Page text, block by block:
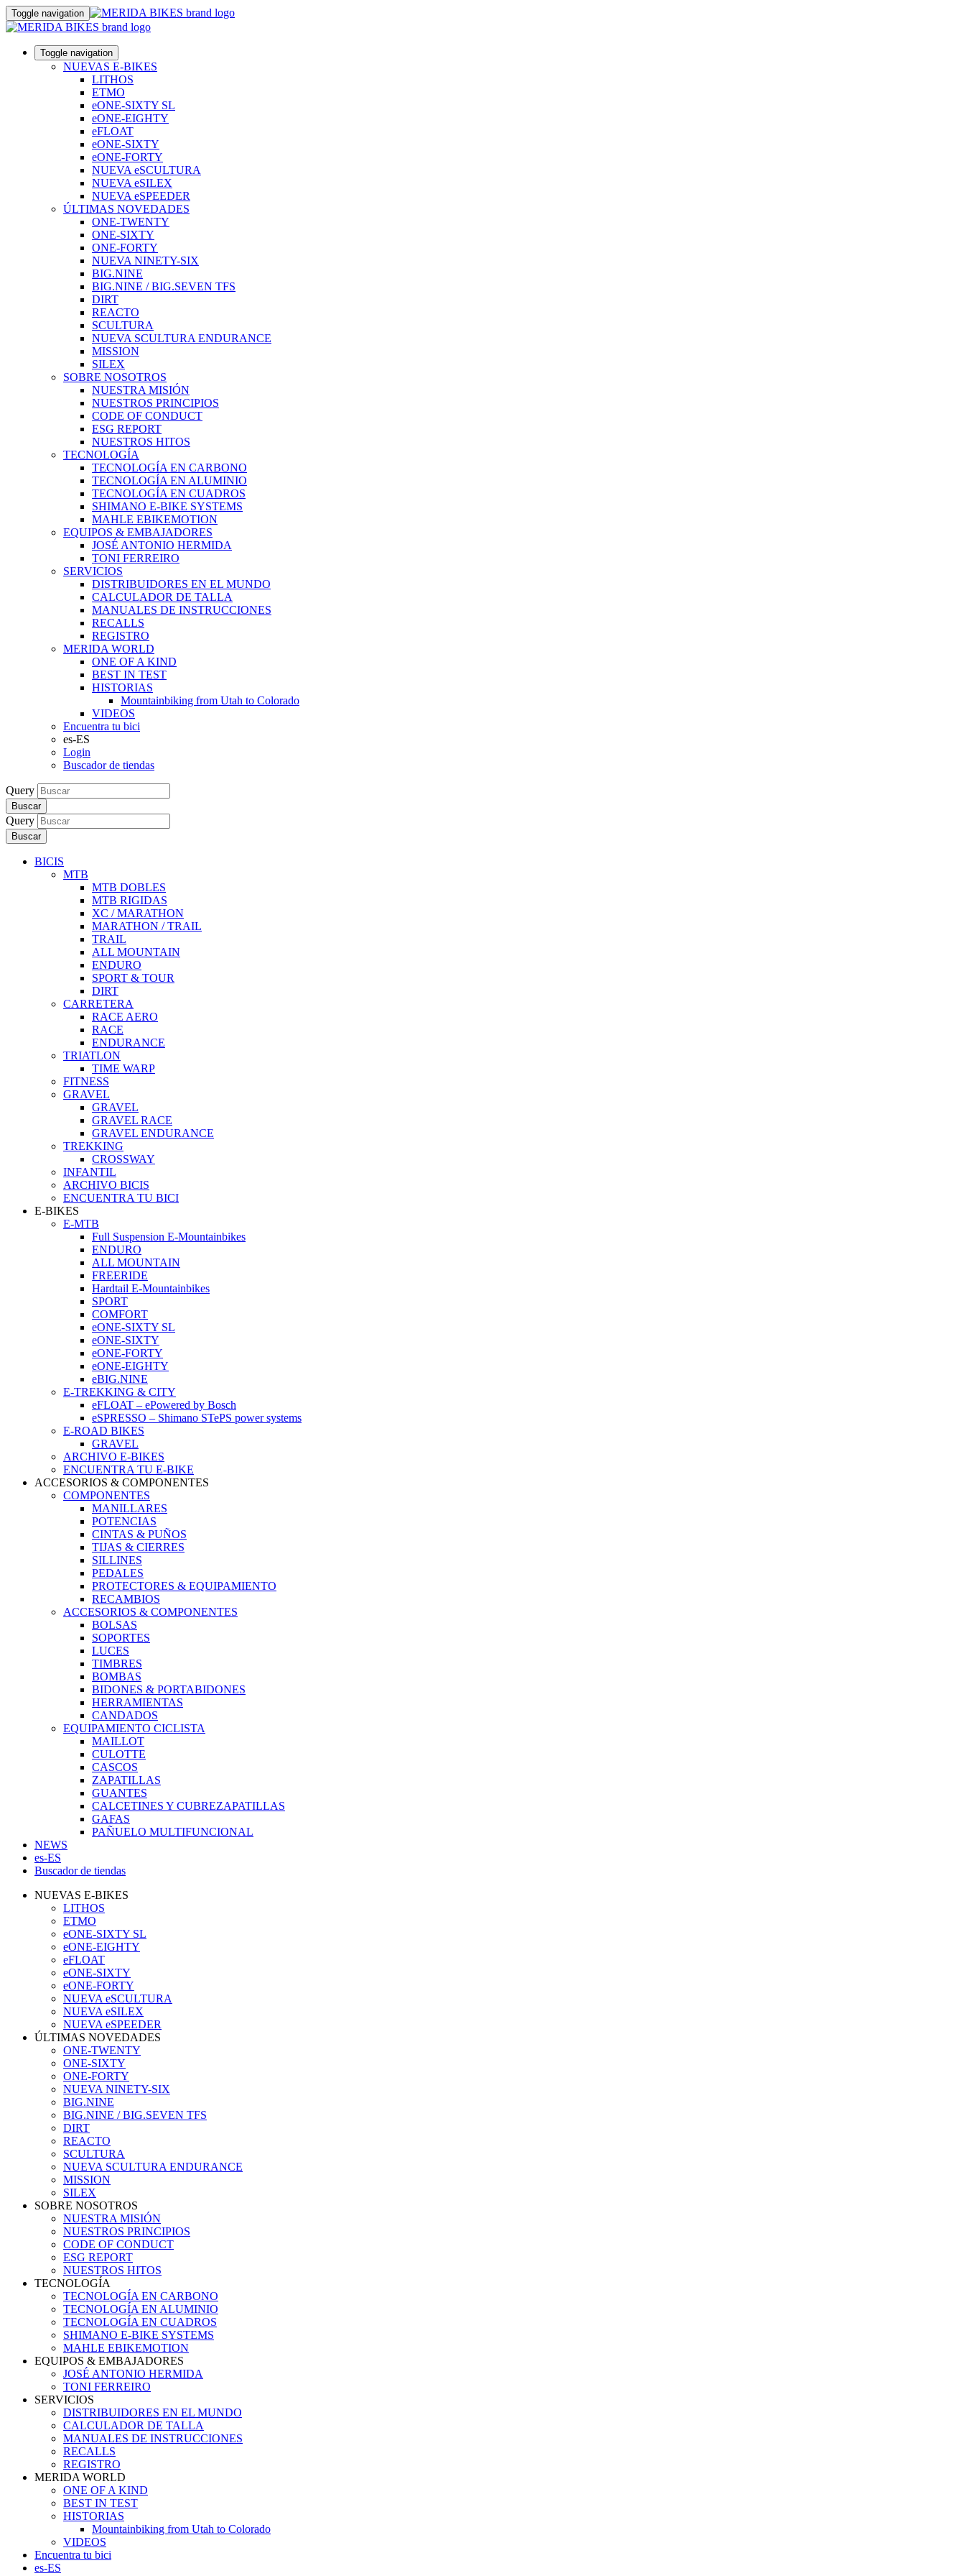
Toggle navigation
Toggle navigation
NUEVAS E-BIKES
LITHOS
ETMO
eONE-SIXTY SL
eONE-EIGHTY
eFLOAT
eONE-SIXTY
eONE-FORTY
NUEVA eSCULTURA
NUEVA eSILEX
NUEVA eSPEEDER
ÚLTIMAS NOVEDADES
ONE-TWENTY
ONE-SIXTY
ONE-FORTY
NUEVA NINETY-SIX
BIG.NINE
BIG.NINE / BIG.SEVEN TFS
DIRT
REACTO
SCULTURA
NUEVA SCULTURA ENDURANCE
MISSION
SILEX
SOBRE NOSOTROS
NUESTRA MISIÓN
NUESTROS PRINCIPIOS
CODE OF CONDUCT
ESG REPORT
NUESTROS HITOS
TECNOLOGÍA
TECNOLOGÍA EN CARBONO
TECNOLOGÍA EN ALUMINIO
TECNOLOGÍA EN CUADROS
SHIMANO E-BIKE SYSTEMS
MAHLE EBIKEMOTION
EQUIPOS & EMBAJADORES
JOSÉ ANTONIO HERMIDA
TONI FERREIRO
SERVICIOS
DISTRIBUIDORES EN EL MUNDO
CALCULADOR DE TALLA
MANUALES DE INSTRUCCIONES
RECALLS
REGISTRO
MERIDA WORLD
ONE OF A KIND
BEST IN TEST
HISTORIAS
Mountainbiking from Utah to Colorado
VIDEOS
Encuentra tu bici
es-ES
Login
Buscador de tiendas
Query
Buscar
Query
Buscar
BICIS
MTB
MTB DOBLES
MTB RIGIDAS
XC / MARATHON
MARATHON / TRAIL
TRAIL
ALL MOUNTAIN
ENDURO
SPORT & TOUR
DIRT
CARRETERA
RACE AERO
RACE
ENDURANCE
TRIATLON
TIME WARP
FITNESS
GRAVEL
GRAVEL
GRAVEL RACE
GRAVEL ENDURANCE
TREKKING
CROSSWAY
INFANTIL
ARCHIVO BICIS
ENCUENTRA TU BICI
E-BIKES
E-MTB
Full Suspension E-Mountainbikes
ENDURO
ALL MOUNTAIN
FREERIDE
Hardtail E-Mountainbikes
SPORT
COMFORT
eONE-SIXTY SL
eONE-SIXTY
eONE-FORTY
eONE-EIGHTY
eBIG.NINE
E-TREKKING & CITY
eFLOAT – ePowered by Bosch
eSPRESSO – Shimano STePS power systems
E-ROAD BIKES
GRAVEL
ARCHIVO E-BIKES
ENCUENTRA TU E-BIKE
ACCESORIOS & COMPONENTES
COMPONENTES
MANILLARES
POTENCIAS
CINTAS & PUÑOS
TIJAS & CIERRES
SILLINES
PEDALES
PROTECTORES & EQUIPAMIENTO
RECAMBIOS
ACCESORIOS & COMPONENTES
BOLSAS
SOPORTES
LUCES
TIMBRES
BOMBAS
BIDONES & PORTABIDONES
HERRAMIENTAS
CANDADOS
EQUIPAMIENTO CICLISTA
MAILLOT
CULOTTE
CASCOS
ZAPATILLAS
GUANTES
CALCETINES Y CUBREZAPATILLAS
GAFAS
PAÑUELO MULTIFUNCIONAL
NEWS
es-ES
Buscador de tiendas
NUEVAS E-BIKES
LITHOS
ETMO
eONE-SIXTY SL
eONE-EIGHTY
eFLOAT
eONE-SIXTY
eONE-FORTY
NUEVA eSCULTURA
NUEVA eSILEX
NUEVA eSPEEDER
ÚLTIMAS NOVEDADES
ONE-TWENTY
ONE-SIXTY
ONE-FORTY
NUEVA NINETY-SIX
BIG.NINE
BIG.NINE / BIG.SEVEN TFS
DIRT
REACTO
SCULTURA
NUEVA SCULTURA ENDURANCE
MISSION
SILEX
SOBRE NOSOTROS
NUESTRA MISIÓN
NUESTROS PRINCIPIOS
CODE OF CONDUCT
ESG REPORT
NUESTROS HITOS
TECNOLOGÍA
TECNOLOGÍA EN CARBONO
TECNOLOGÍA EN ALUMINIO
TECNOLOGÍA EN CUADROS
SHIMANO E-BIKE SYSTEMS
MAHLE EBIKEMOTION
EQUIPOS & EMBAJADORES
JOSÉ ANTONIO HERMIDA
TONI FERREIRO
SERVICIOS
DISTRIBUIDORES EN EL MUNDO
CALCULADOR DE TALLA
MANUALES DE INSTRUCCIONES
RECALLS
REGISTRO
MERIDA WORLD
ONE OF A KIND
BEST IN TEST
HISTORIAS
Mountainbiking from Utah to Colorado
VIDEOS
Encuentra tu bici
es-ES